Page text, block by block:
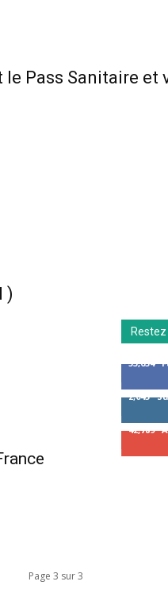
le Pass Sanitaire
)
Page 3 sur 3
53,654
2,043
42,789